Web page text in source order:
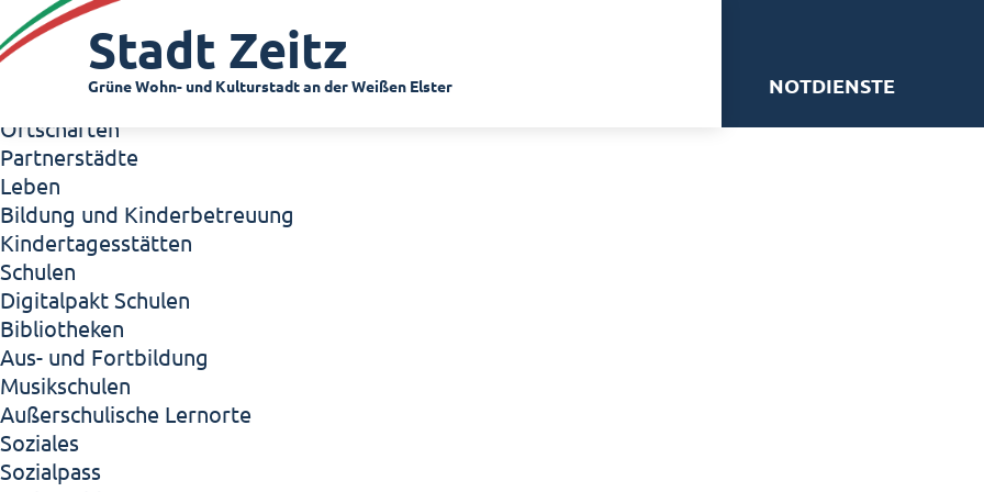
Zeitz - Die Kleinstadt
Willkommen in Zeitz!
Interview mit Oberbürgermeister Christian Thieme
Zeitz - Stadt der Zukunft
Ortschaften
Partnerstädte
Leben
Bildung und Kinderbetreuung
Kindertagesstätten
Schulen
Digitalpakt Schulen
Bibliotheken
Aus- und Fortbildung
Musikschulen
Außerschulische Lernorte
Soziales
Sozialpass
Stadt Zeitz
Grüne Wohn- und Kulturstadt an der Weißen Elster NOTDIENSTE